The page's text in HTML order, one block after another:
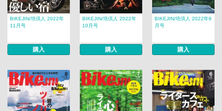
BIKEJIN/培倶人 2022年
11月号
購入
BIKEJIN/培倶人 2022年
10月号
購入
BIKEJIN/培倶人 2022年9
月号
購入